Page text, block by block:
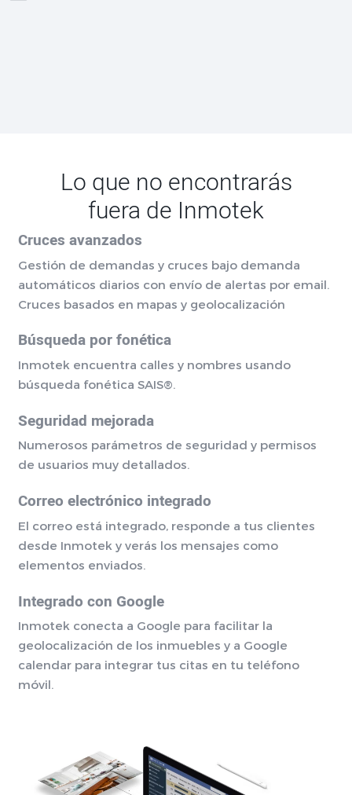
Lo que no encontrarás
fuera de Inmotek
Cruces avanzados
Gestión de demandas y cruces bajo demanda
automáticos diarios con envío de alertas por email.
Cruces basados en mapas y geolocalización
Búsqueda por fonética
Inmotek encuentra calles y nombres usando
búsqueda fonética SAIS®.
Seguridad mejorada
Numerosos parámetros de seguridad y permisos
de usuarios muy detallados.
Correo electrónico integrado
El correo está integrado, responde a tus clientes
desde Inmotek y verás los mensajes como
elementos enviados.
Integrado con Google
Inmotek conecta a Google para facilitar la
geolocalización de los inmuebles y a Google
calendar para integrar tus citas en tu teléfono
móvil.